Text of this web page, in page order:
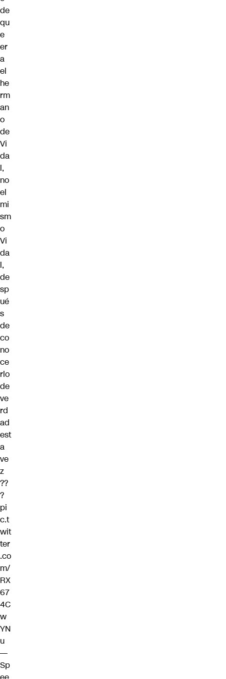
de
qu
e
er
a
el
he
rm
an
o
de
Vi
da
l,
no
el
mi
sm
o
Vi
da
l,
de
sp
ué
s
de
co
no
ce
rlo
de
ve
rd
ad
est
a
ve
z
??
?
pi
c.t
wit
ter
.co
m/
RX
67
4C
w
YN
u
—
Sp